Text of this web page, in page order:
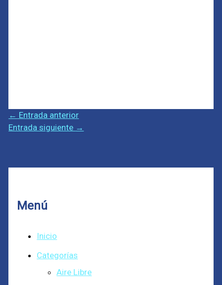
← Entrada anterior
Entrada siguiente →
Menú
Inicio
Categorías
Aire Libre